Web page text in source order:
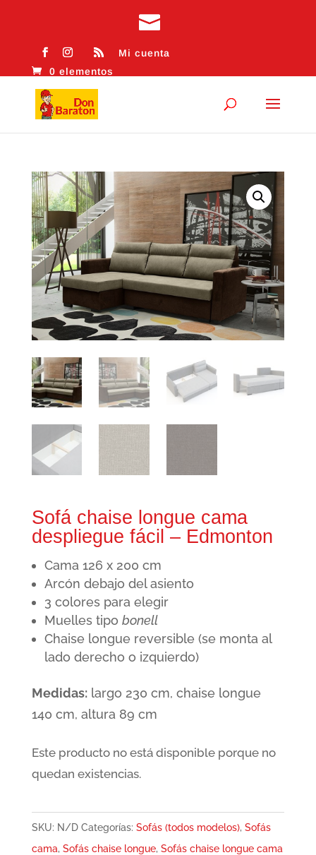
Mi cuenta
0 elementos
Sofá chaise longue cama
despliegue fácil – Edmonton
Cama 126 x 200 cm
Arcón debajo del asiento
3 colores para elegir
Muelles tipo bonell
Chaise longue reversible (se monta al
lado derecho o izquierdo)
Medidas:largo 230 cm, chaise longue
140 cm, altura 89 cm
Este producto no está disponible porque no
quedan existencias.
SKU: N/D Categorías: Sofás (todos modelos), Sofás
cama, Sofás chaise longue, Sofás chaise longue cama